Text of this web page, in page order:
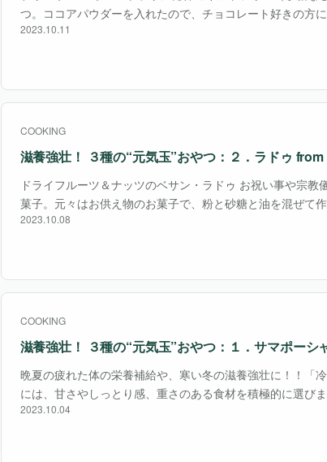
つ。ココアパウダーを入れたので、チョコレート好きの方
ツ 海水に含まれるミネラル類を多く吸収しているため、鉄
2023.10.11
COOKING
滋養強壮！ ３種の“元気玉”おやつ：２．ラドゥ
ドライフルーツ＆ナッツのベサン・ラドゥ お祝い事や宗
菓子。元々はお供え物のお菓子で、粉と砂糖と油を混ぜて
がいいアクセントになっています。 主な材料 ●ひよこ豆粉
2023.10.08
COOKING
滋養強壮！ ３種の“元気玉”おやつ：１．サマポー
晩夏の疲れた体の栄養補給や、寒い冬の滋養強壮に！！「
には、甘さやしっとり感、重さのある食材を積極的に選び
にやさしい、３種類のエナジーボールをご紹介します。た
2023.10.04